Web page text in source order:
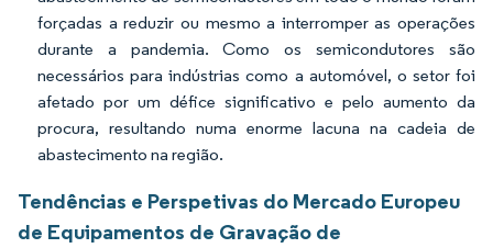
forçadas a reduzir ou mesmo a interromper as operações
durante a pandemia. Como os semicondutores são
necessários para indústrias como a automóvel, o setor foi
afetado por um défice significativo e pelo aumento da
procura, resultando numa enorme lacuna na cadeia de
abastecimento na região.
Tendências e Perspetivas do Mercado Europeu
de Equipamentos de Gravação de